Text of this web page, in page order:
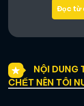
Đọc từ
NỘI DUNG
CHẾT NÊN TÔI